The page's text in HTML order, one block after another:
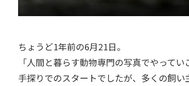
ちょうど1年前の6月21日。
「人間と暮らす動物専門の写真でやって
手探りでのスタートでしたが、多くの飼